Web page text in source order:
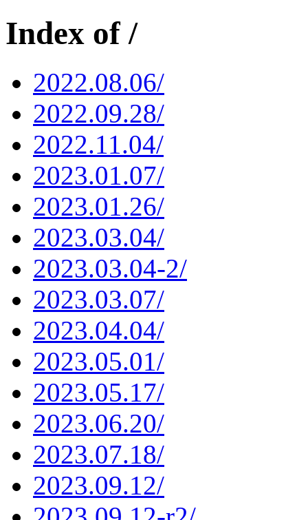
Index of /
2022.08.06/
2022.09.28/
2022.11.04/
2023.01.07/
2023.01.26/
2023.03.04/
2023.03.04-2/
2023.03.07/
2023.04.04/
2023.05.01/
2023.05.17/
2023.06.20/
2023.07.18/
2023.09.12/